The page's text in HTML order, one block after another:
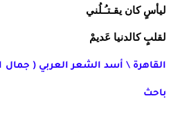
ليأسٍ كان يقـتـُـلُني
لقلبٍ كالدنيا عَديمْ
القاهرة \ أسد الشعر العربي (
باحث